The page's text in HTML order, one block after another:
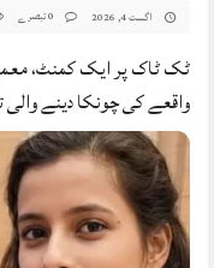
اگست 4, 2026
ٹک ٹاک پر ایک کمنٹ،
واقعے کی چونکا دینے